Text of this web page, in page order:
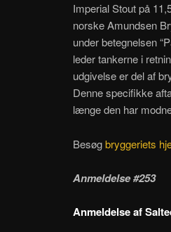
Imperial Stout på
norske Amundsen
under betegnelsen
leder tankerne i
udgivelse er del af
Denne specifikke
længe den har
Besøgbryggeriets
Anmeldelse #253
Anmeldelse af